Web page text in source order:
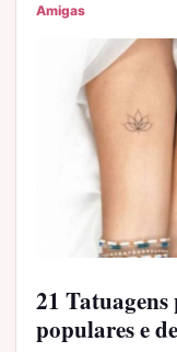
Amigas
21
populares e